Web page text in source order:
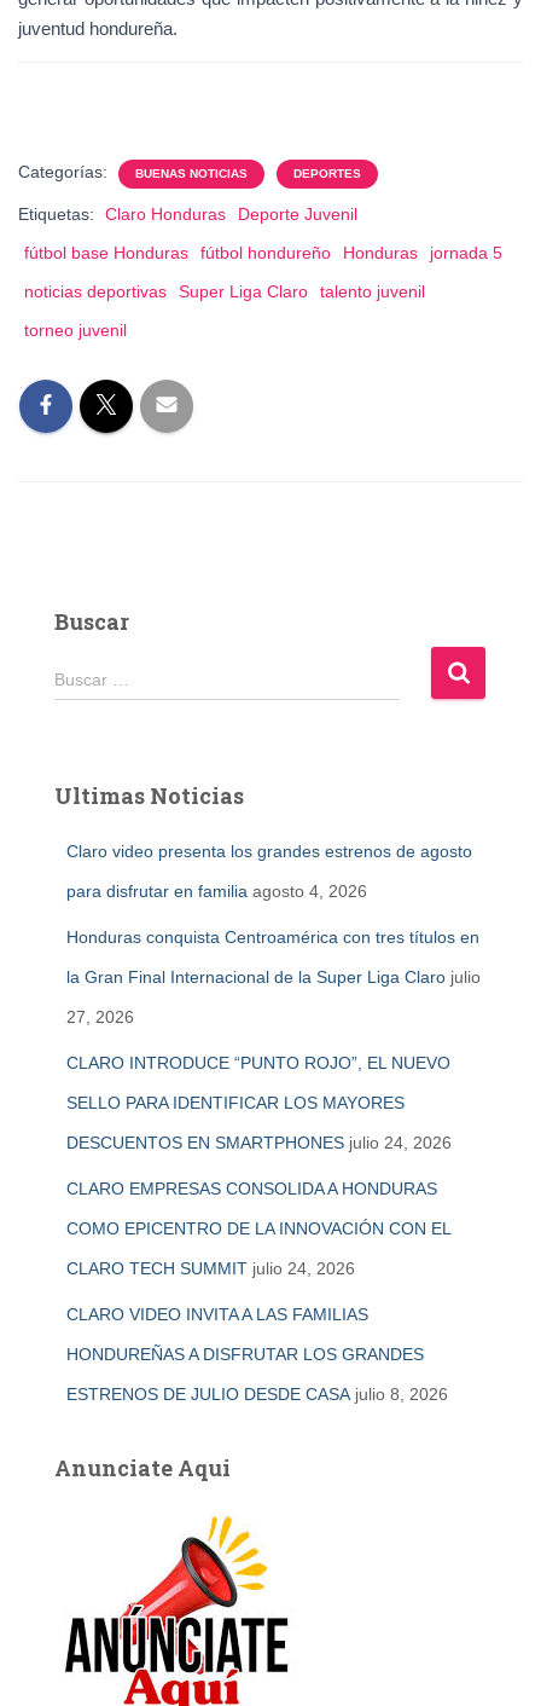
juventud hondureña.
Categorías: BUENAS NOTICIAS DEPORTES
Etiquetas: Claro Honduras
Deporte Juvenil
fútbol base Honduras
fútbol hondureño Honduras
jornada 5
noticias deportivas
Super Liga Claro
talento juvenil
torneo juvenil
Buscar
B
u
r
Buscar …
Ultimas Noticias
Claro video presenta los grandes estrenos de agosto
para disfrutar en familia agosto 4, 2026
Honduras conquista Centroamérica con tres títulos en
la Gran Final Internacional de la Super Liga Claro julio
27, 2026
CLARO INTRODUCE “PUNTO ROJO”, EL NUEVO
SELLO PARA IDENTIFICAR LOS MAYORES
DESCUENTOS EN SMARTPHONES julio 24, 2026
CLARO EMPRESAS CONSOLIDA A HONDURAS
COMO EPICENTRO DE LA INNOVACIÓN CON EL
CLARO TECH SUMMIT julio 24, 2026
CLARO VIDEO INVITA A LAS FAMILIAS
HONDUREÑAS A DISFRUTAR LOS GRANDES
ESTRENOS DE JULIO DESDE CASA julio 8, 2026
Anunciate Aqui